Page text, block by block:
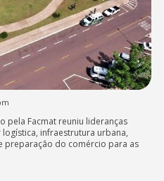
pela Facmat reuniu lideranças
infraestrutura urbana,
preparação do comércio para as